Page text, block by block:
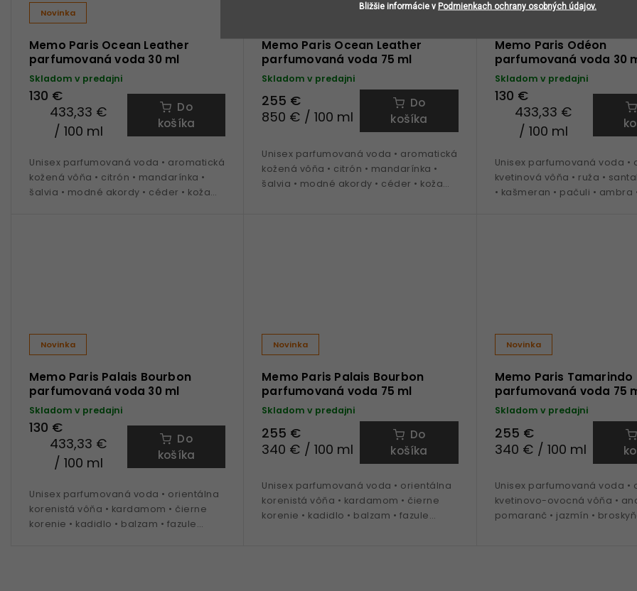
Novinka
Memo Paris Ocean Leather
parfumovaná voda 30 ml
Skladom v predajni
130 €
433,33 €
/ 100 ml
Do
košíka
Unisex parfumovaná voda • aromatická
kožená vôňa • citrón • mandarínka •
šalvia • modné akordy • céder • koža
Memo Paris Ocean Leather
parfumovaná voda 75 ml
Skladom v predajni
255 €
850 € / 100 ml
Do
košíka
Unisex parfumovaná voda • aromatická
kožená vôňa • citrón • mandarínka •
šalvia • modné akordy • céder • koža
Novinka
Memo Paris Odéon
parfumovaná voda 30
Skladom v predajni
130 €
433,33 €
/ 100 ml
Unisex parfumovaná voda •
kvetinová vôňa • ruža •
• kašmeran • pačuli • ambra
Novinka
Memo Paris Palais Bourbon
parfumovaná voda 30 ml
Skladom v predajni
130 €
433,33 €
/ 100 ml
Do
košíka
Unisex parfumovaná voda • orientálna
korenistá vôňa • kardamom • čierne
korenie • kadidlo • balzam • fazule
Novinka
Memo Paris Palais Bourbon
parfumovaná voda 75 ml
Skladom v predajni
255 €
340 € / 100 ml
Do
košíka
Unisex parfumovaná voda • orientálna
korenistá vôňa • kardamom • čierne
korenie • kadidlo • balzam • fazule
Novinka
Memo Paris Tamarindo
parfumovaná voda 75
Skladom v predajni
255 €
340 € / 100 ml
Unisex parfumovaná voda •
kvetinovo-ovocná vôňa •
pomaranč • jazmín •
Bližšie informácie v Podmienkach ochrany osobných údajov.